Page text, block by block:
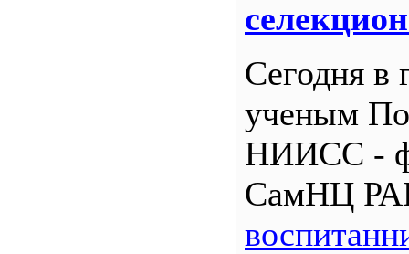
Сегодня в
ученым
НИИСС -
СамНЦ